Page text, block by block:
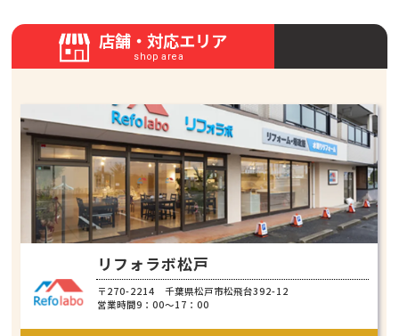
店舗・対応エリア
shop area
リフォラボ松戸
〒270-2214 千葉県松戸市松飛台392-12
営業時間9：00～17：00